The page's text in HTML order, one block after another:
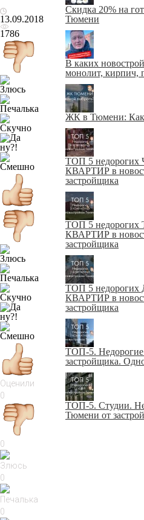
13.09.2018
1786
Оценили
0
0
0
0
Скидка 20% на
Тюмени
В каких
монолит, кирпич,
ЖК в Тюмени:
ТОП 5
КВАРТИР в
застройщика
ТОП 5
КВАРТИР в
застройщика
ТОП 5
КВАРТИР в
застройщика
ТОП-5.
застройщика.
ТОП-5. Студии.
Тюмени от